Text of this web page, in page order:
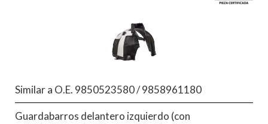
Similar a O.E. 9850523580 / 9858961180
Guardabarros delantero izquierdo (con